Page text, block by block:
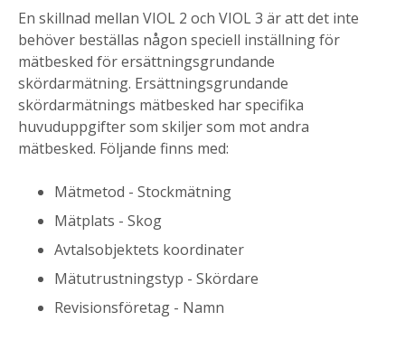
En skillnad mellan VIOL 2 och VIOL 3 är att det inte
behöver beställas någon speciell inställning för
mätbesked för ersättningsgrundande
skördarmätning. Ersättningsgrundande
skördarmätnings mätbesked har specifika
huvuduppgifter som skiljer som mot andra
mätbesked. Följande finns med:
Mätmetod - Stockmätning
Mätplats - Skog
Avtalsobjektets koordinater
Mätutrustningstyp - Skördare
Revisionsföretag - Namn